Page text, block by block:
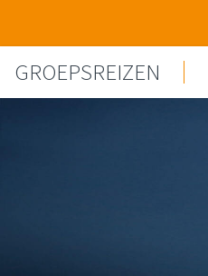
GROEPSREIZEN